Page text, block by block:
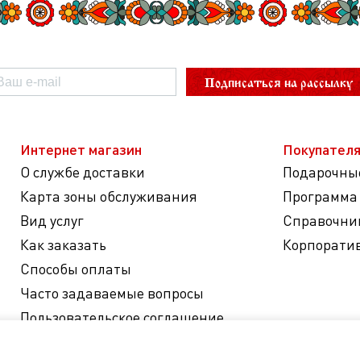
Подписаться на рассылку
Интернет магазин
О службе доставки
Карта зоны обслуживания
Вид услуг
Как заказать
Способы оплаты
Часто задаваемые вопросы
Пользовательское соглашение
Программа